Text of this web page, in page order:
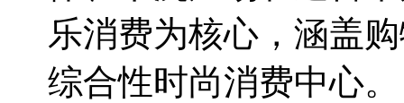
乐消费为核心，涵盖
综合性时尚消费中心